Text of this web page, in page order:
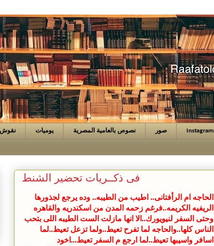
نقوش يوميات نصوص بالعامية المصرية صور Instagram
فى ذكــريات تحضير الشنط
الحاجه ام الرأفتانى.. اطيب من الطيبه.. وده يرجع لجذورها
الريفيه الكريمه..فرغم زحمه المدن من اسكندريه والقاهره
وحتى السفر لنيويورك..الا انها مازلت الست الطيبه اللى بتحب
الناس كلها..والحاجه لما تفرح تعيط..ولما تزعل تعيط..لما
اسافر واسيبها تعيط..لما ارجع م السفر تعيط...اخود